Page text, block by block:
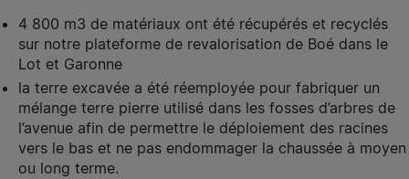
4 800 m3 de matériaux ont été récupérés et recyclés
sur notre plateforme de revalorisation de Boé dans le
Lot et Garonne
la terre excavée a été réemployée pour fabriquer un
mélange terre pierre utilisé dans les fosses d’arbres de
l’avenue afin de permettre le déploiement des racines
vers le bas et ne pas endommager la chaussée à moyen
ou long terme.